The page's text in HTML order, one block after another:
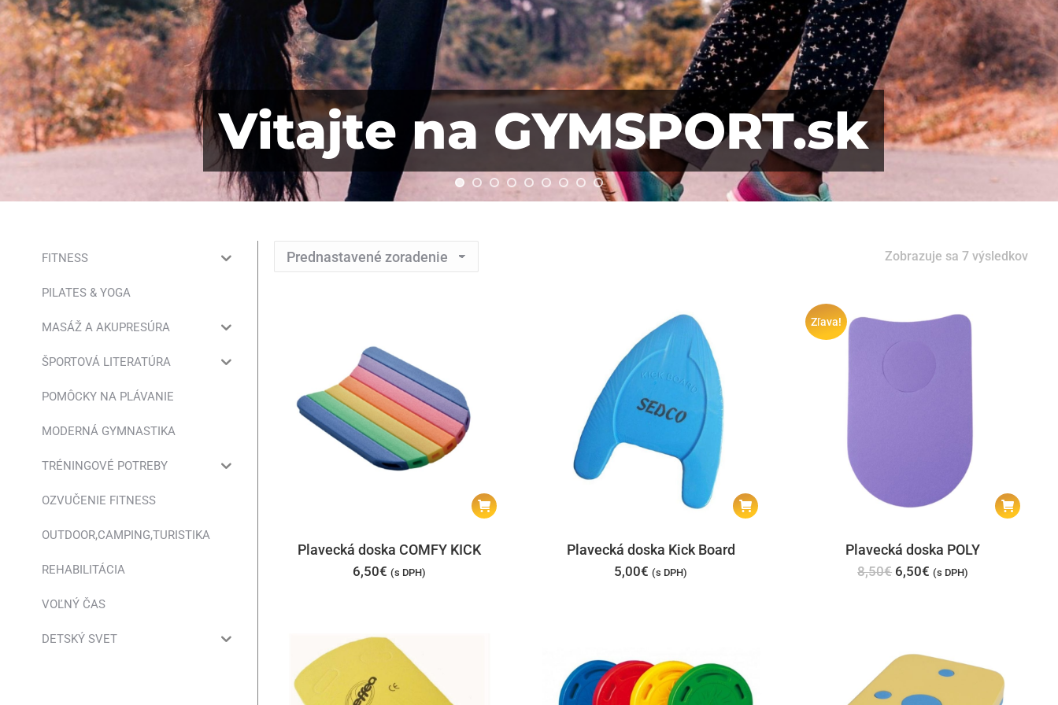
Vitajte na GYMSPORT.sk
Zobrazuje sa 7 výsledkov
Plavecká doska COMFY KICK
6,50€ (s DPH)
Plavecká doska Kick Board
5,00€ (s DPH)
Zľava!
Plavecká doska POLY
8,50€ Pôvodná
cena
6,50€ Aktuálna
cena
(s DPH)
FITNESS
PILATES & YOGA
MASÁŽ A AKUPRESÚRA
ŠPORTOVÁ LITERATÚRA
POMÔCKY NA PLÁVANIE
MODERNÁ GYMNASTIKA
TRÉNINGOVÉ POTREBY
OZVUČENIE FITNESS
OUTDOOR,CAMPING,TURISTIKA
REHABILITÁCIA
VOĽNÝ ČAS
DETSKÝ SVET